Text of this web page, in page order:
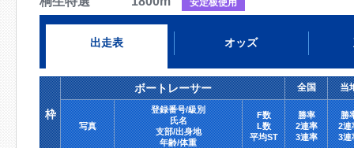
安定板使用
出走表 オッズ
枠
ボートレーサー 全国 当
写真
登録番号/級別
氏名
支部/出身地
年齢/体重
F数
L数
平均ST
勝率
2連率
3連率
勝
2連
3連